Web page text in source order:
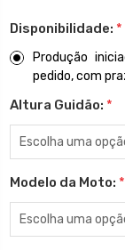
Disponibilidade: *
Produção
pedido, com
Altura Guidão: *
Modelo da Moto: *